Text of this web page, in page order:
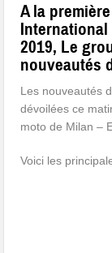
A la
International
2019, Le
nouveautés
Les nouveautés
dévoilées ce
moto de Milan –
Voici les